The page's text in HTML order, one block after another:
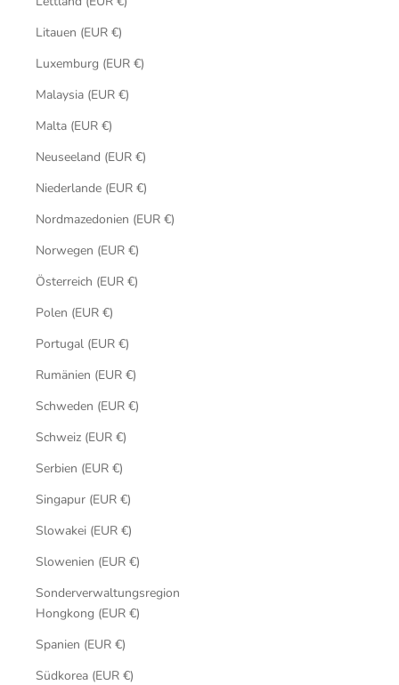
Litauen (EUR €)
Luxemburg (EUR €)
Malaysia (EUR €)
Malta (EUR €)
Neuseeland (EUR €)
Niederlande (EUR €)
Nordmazedonien (EUR €)
Norwegen (EUR €)
Österreich (EUR €)
Polen (EUR €)
Portugal (EUR €)
Rumänien (EUR €)
Schweden (EUR €)
Schweiz (EUR €)
Serbien (EUR €)
Singapur (EUR €)
Slowakei (EUR €)
Slowenien (EUR €)
Sonderverwaltungsregion
Hongkong (EUR €)
Spanien (EUR €)
Südkorea (EUR €)